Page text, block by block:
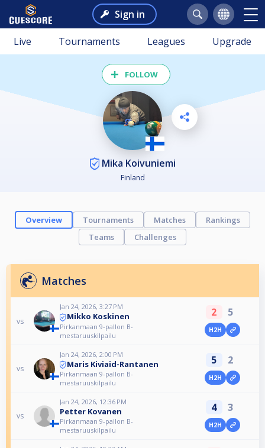
Sign in
Live Tournaments Leagues Upgrade
FOLLOW
Mika Koivuniemi
Finland
Overview Tournaments Matches
Rankings
Teams
Challenges
Matches
vs
Jan 24, 2026, 3:27 PM
Mikko Koskinen
Pirkanmaan 9-pallon B-
mestaruuskilpailu
2 5
H2H
vs
Jan 24, 2026, 2:00 PM
Maris Kiviaid-Rantanen
Pirkanmaan 9-pallon B-
mestaruuskilpailu
5 2
H2H
vs
Jan 24, 2026, 12:36 PM
Petter Kovanen
Pirkanmaan 9-pallon B-
mestaruuskilpailu
4 3
H2H